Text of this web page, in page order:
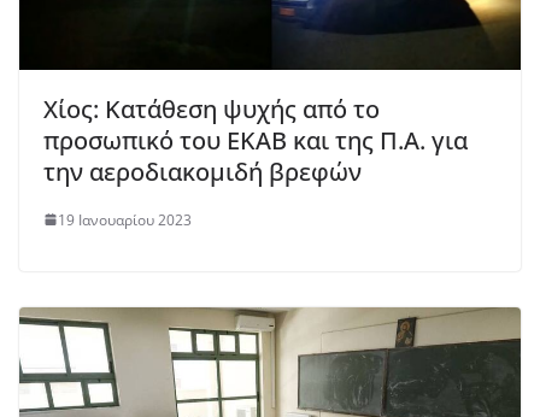
Χίος: Κατάθεση ψυχής από το
προσωπικό του ΕΚΑΒ και της Π.Α. για
την αεροδιακομιδή βρεφών
19 Ιανουαρίου 2023